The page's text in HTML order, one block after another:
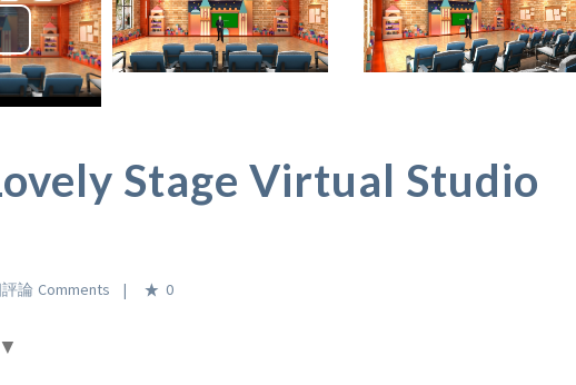
Stage Virtual Studio
論 0
▼